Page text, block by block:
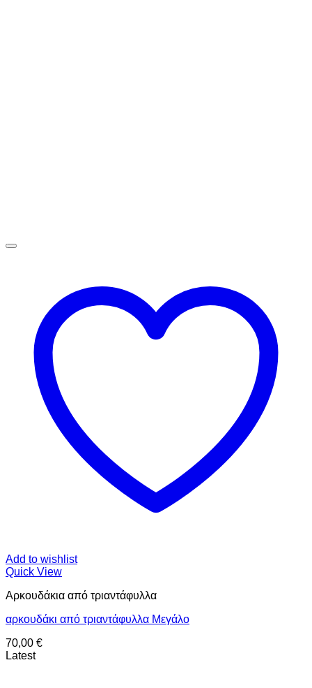
Add to wishlist
Quick View
Aρκουδάκια από τριαντάφυλλα
αρκουδάκι από τριαντάφυλλα Μεγάλο
70,00 €
Latest